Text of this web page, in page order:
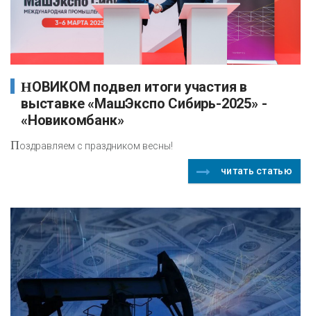
НОВИКОМ подвел итоги участия в
выставке «МашЭкспо Сибирь-2025» -
«Новикомбанк»
Поздравляем с праздником весны!
читать статью